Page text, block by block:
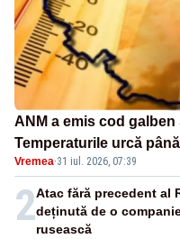
ANM a emis cod
Temperaturile urcă
devin tropicale
Vremea·31 iul. 2026, 07:39
2Atac fără precedent al
deținută de o
rusească